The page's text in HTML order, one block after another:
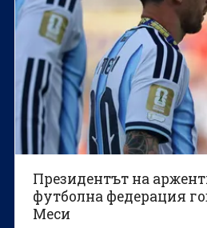
Президентът на
футболна федерация
Меси